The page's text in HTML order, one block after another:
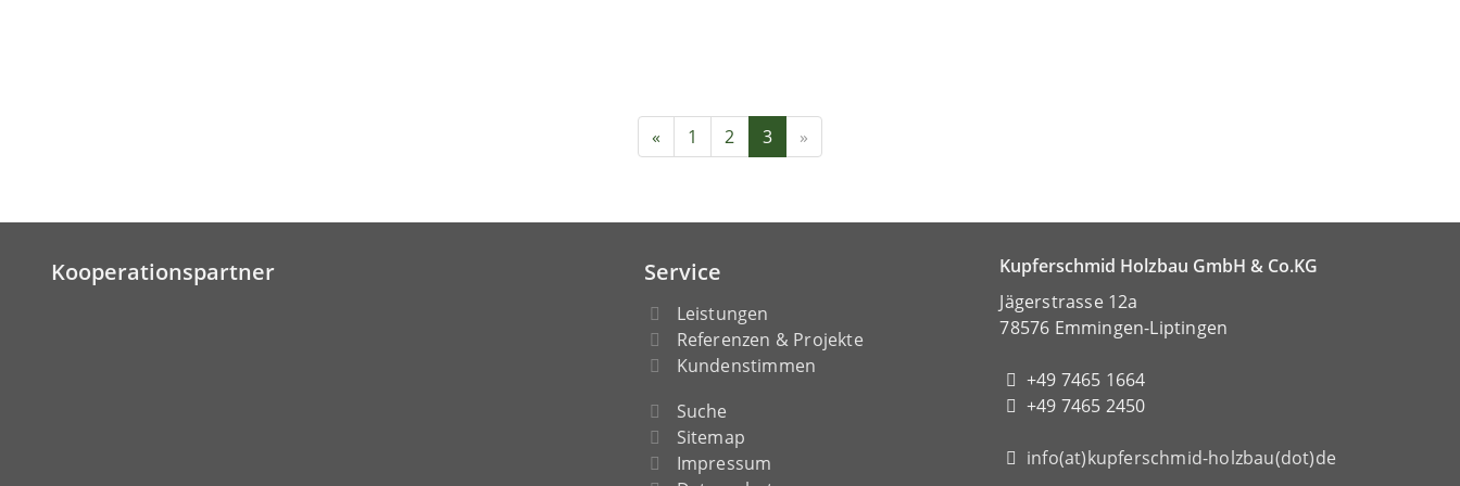
« 1 2 3 »
Kooperationspartner Service
Leistungen
Referenzen & Projekte
Kundenstimmen
Suche
Sitemap
Impressum
Kupferschmid Holzbau GmbH & Co.KG
Jägerstrasse 12a
78576 Emmingen-Liptingen
+49 7465 1664
+49 7465 2450
info(at)kupferschmid-holzbau(dot)de